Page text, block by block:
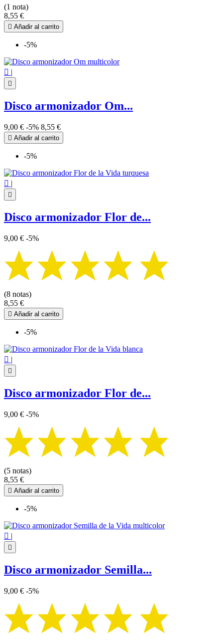
(1 nota)
8,55 €
 Añadir al carrito
-5%
 |

Disco armonizador Om...
9,00 € -5% 8,55 €
 Añadir al carrito
-5%
 |

Disco armonizador Flor de...
9,00 € -5%
(8 notas)
8,55 €
 Añadir al carrito
-5%
 |

Disco armonizador Flor de...
9,00 € -5%
(5 notas)
8,55 €
 Añadir al carrito
-5%
 |

Disco armonizador Semilla...
9,00 € -5%